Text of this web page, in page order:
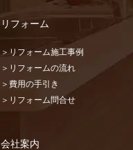
リフォーム
＞リフォーム施工事例
＞リフォームの流れ
＞費用の手引き
＞リフォーム問合せ
会社案内